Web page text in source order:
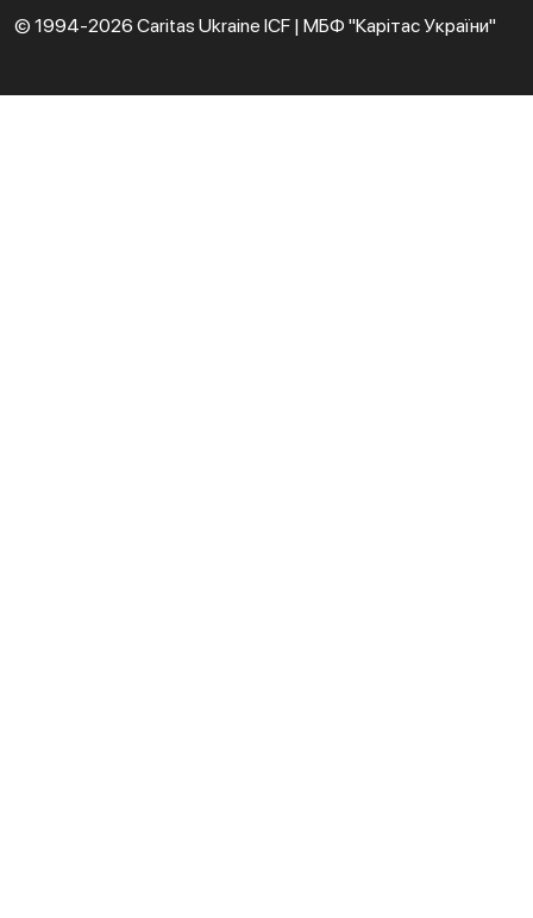
© 1994-2026 Caritas Ukraine ICF | МБФ "Карітас України"